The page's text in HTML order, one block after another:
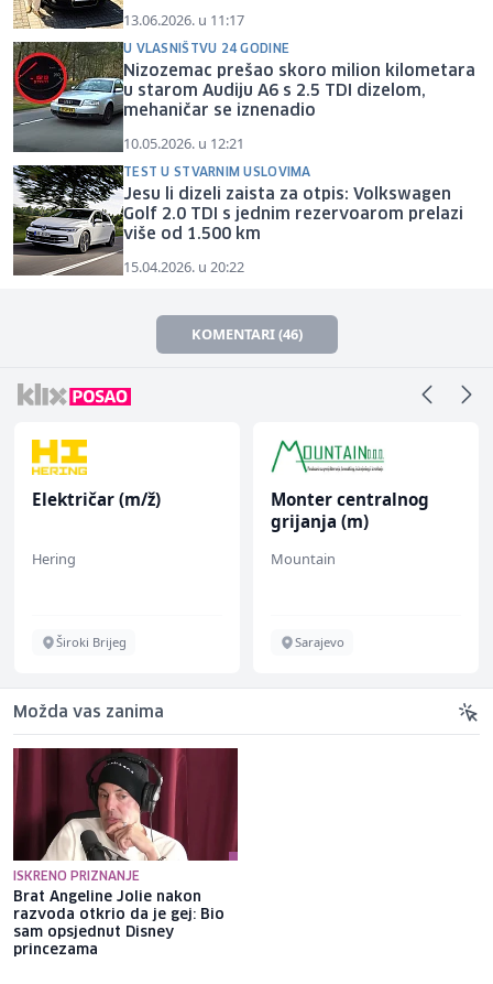
13.06.2026. u 11:17
U VLASNIŠTVU 24 GODINE
Nizozemac prešao skoro milion kilometara
u starom Audiju A6 s 2.5 TDI dizelom,
mehaničar se iznenadio
10.05.2026. u 12:21
TEST U STVARNIM USLOVIMA
Jesu li dizeli zaista za otpis: Volkswagen
Golf 2.0 TDI s jednim rezervoarom prelazi
više od 1.500 km
15.04.2026. u 20:22
KOMENTARI (46)
Električar (m/ž)
Hering
Široki Brijeg
Monter centralnog
grijanja (m)
Mountain
Sarajevo
Možda vas zanima
ISKRENO PRIZNANJE
Brat Angeline Jolie nakon
razvoda otkrio da je gej: Bio
sam opsjednut Disney
princezama